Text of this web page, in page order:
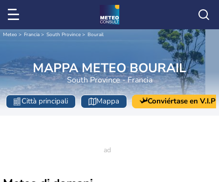
Meteo Francia South Province Bourail
MAPPA METEO BOURAIL
South Province - Francia
Città principali Mappa Conviértase en V.I.P